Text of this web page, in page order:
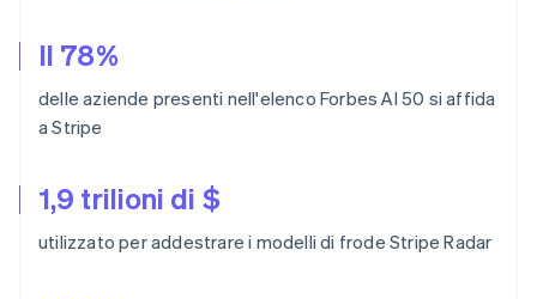
Il 78%
delle aziende presenti nell'elenco Forbes AI 50 si affida
a Stripe
1,9 trilioni di $
utilizzato per addestrare i modelli di frode Stripe Radar
Austria
Belgio
Nederlands
Bulgaria
Canada